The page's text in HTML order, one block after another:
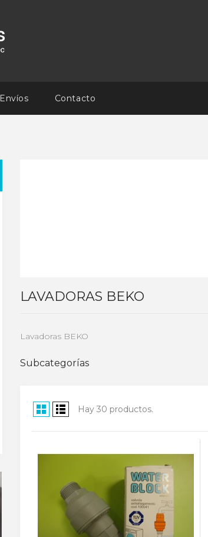
Envíos Contacto
LAVADORAS BEKO
Lavadoras BEKO
Subcategorías
Hay 30 productos.